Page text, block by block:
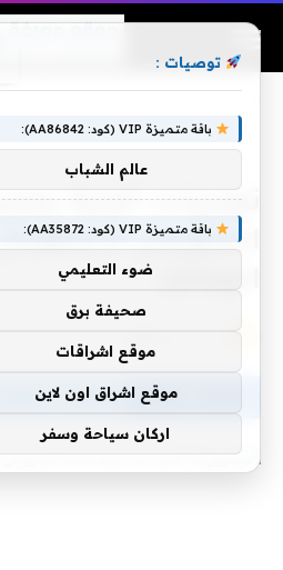
تعزيزات أمنية بمحيط ستاد السويس
تعزيزات أمنية
السويس
الزمالك
توصيات :
باقة متميزة VIP (كود: AA86842):
عالم الشباب
باقة متميزة VIP (كود: AA35872):
ضوء التعليمي
صحيفة برق
موقع اشراقات
موقع اشراق اون لاين
اركان سياحة وسفر